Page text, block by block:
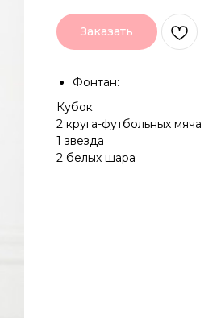
Заказать
Фонтан:
Кубок
2 круга-футбольных мяча
1 звезда
2 белых шара